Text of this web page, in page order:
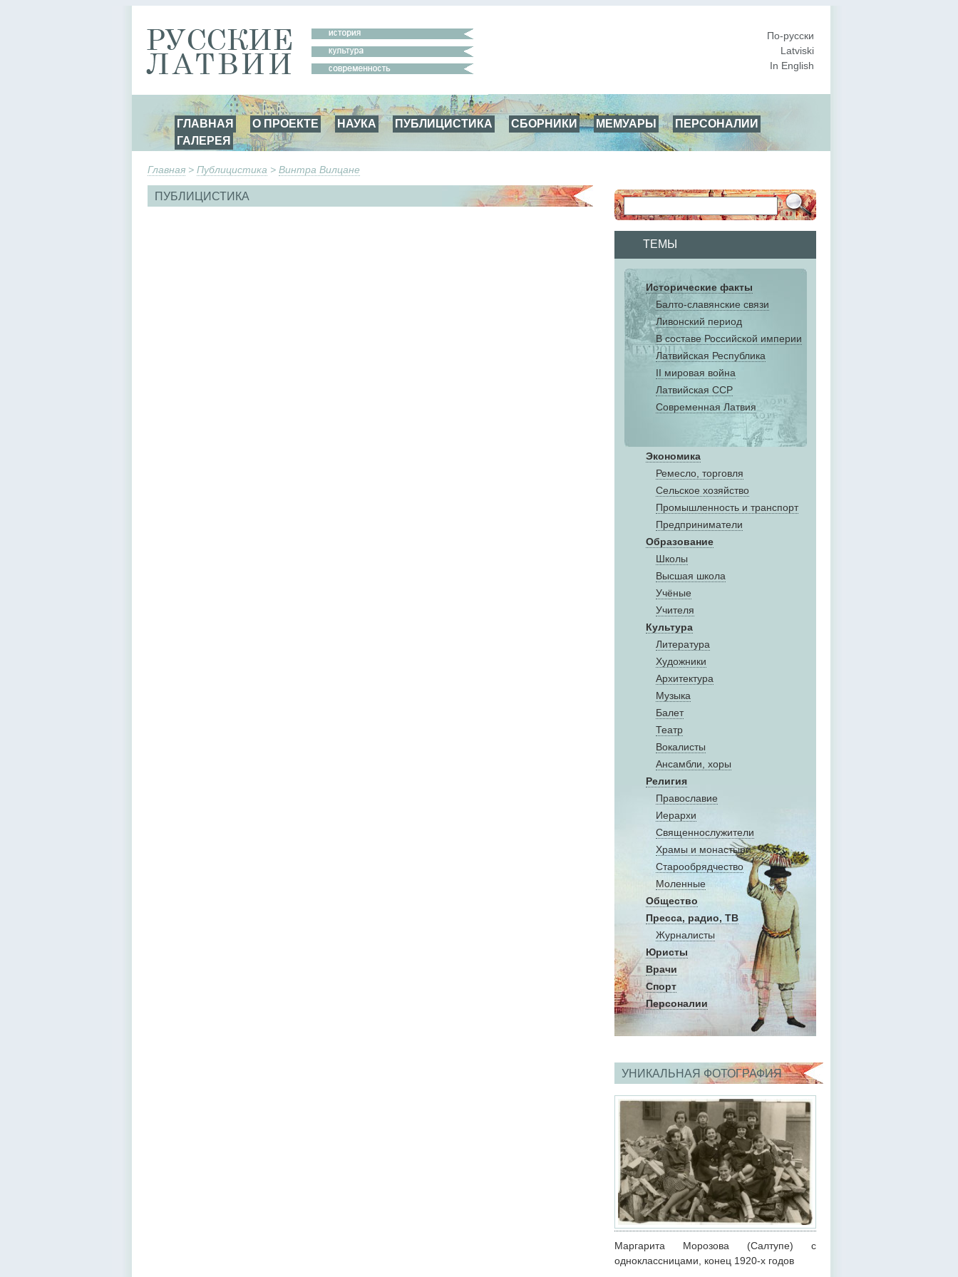
По-русски
Latviski
In English
ГЛАВНАЯ О ПРОЕКТЕ НАУКА ПУБЛИЦИСТИКА СБОРНИКИ МЕМУАРЫ
ПЕРСОНАЛИИ
ГАЛЕРЕЯ
Главная > Публицистика > Винтра Вилцане
ТЕМЫ
Исторические факты
Балто-славянские связи
Ливонский период
В составе Российской империи
Латвийская Республика
II мировая война
Латвийская ССР
Современная Латвия
Экономика
Ремесло, торговля
Сельское хозяйство
Промышленность и транспорт
Предприниматели
Образование
Школы
Высшая школа
Учёные
Учителя
Культура
Литература
Художники
Aрхитектура
Музыка
Балет
Театр
Вокалисты
Aнсамбли, хоры
Религия
Православие
Иерархи
Священнослужители
Храмы и монастыри
Старообрядчество
Моленные
Общество
Пресса, радио, ТВ
Журналисты
Юристы
Врачи
Спорт
Персоналии
УНИКАЛЬНАЯ ФОТОГРАФИЯ
Маргарита Морозова (Салтупе) с
одноклассницами, конец 1920-х годов
ПУБЛИЦИСТИКА